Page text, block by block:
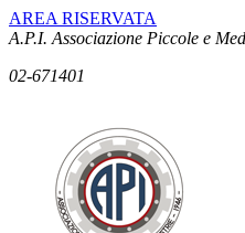
AREA RISERVATA
A.P.I. Associazione Piccole e
02-671401